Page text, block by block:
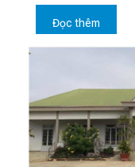
Đọc thêm